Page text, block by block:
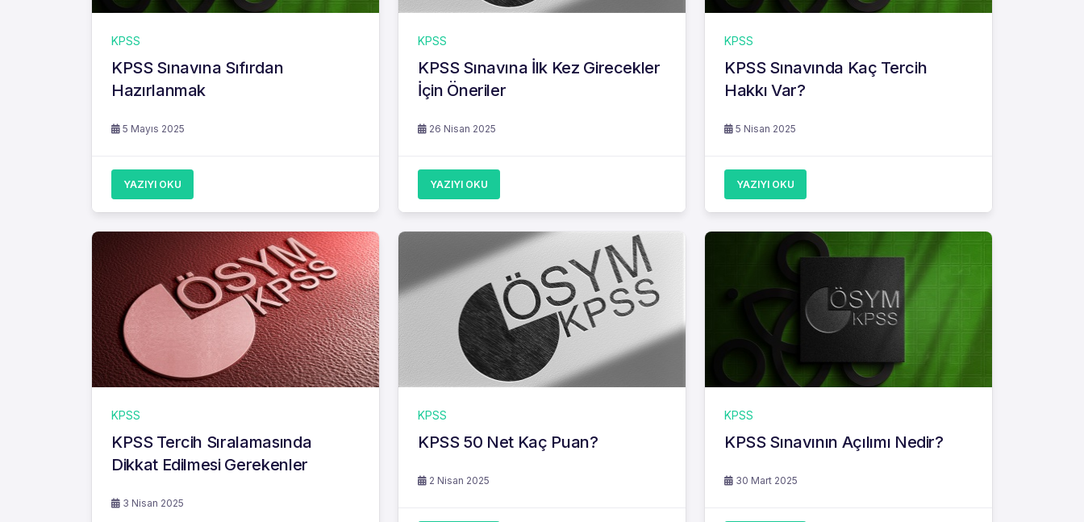
KPSS
KPSS Sınavına Sıfırdan
Hazırlanmak
5 Mayıs 2025
YAZIYI OKU
KPSS
KPSS Sınavına İlk Kez Girecekler
İçin Öneriler
26 Nisan 2025
YAZIYI OKU
KPSS
KPSS Sınavında Kaç Tercih
Hakkı Var?
5 Nisan 2025
YAZIYI OKU
KPSS
KPSS Tercih Sıralamasında
Dikkat Edilmesi Gerekenler
3 Nisan 2025
KPSS
KPSS 50 Net Kaç Puan?
2 Nisan 2025
KPSS
KPSS Sınavının Açılımı Nedir?
30 Mart 2025